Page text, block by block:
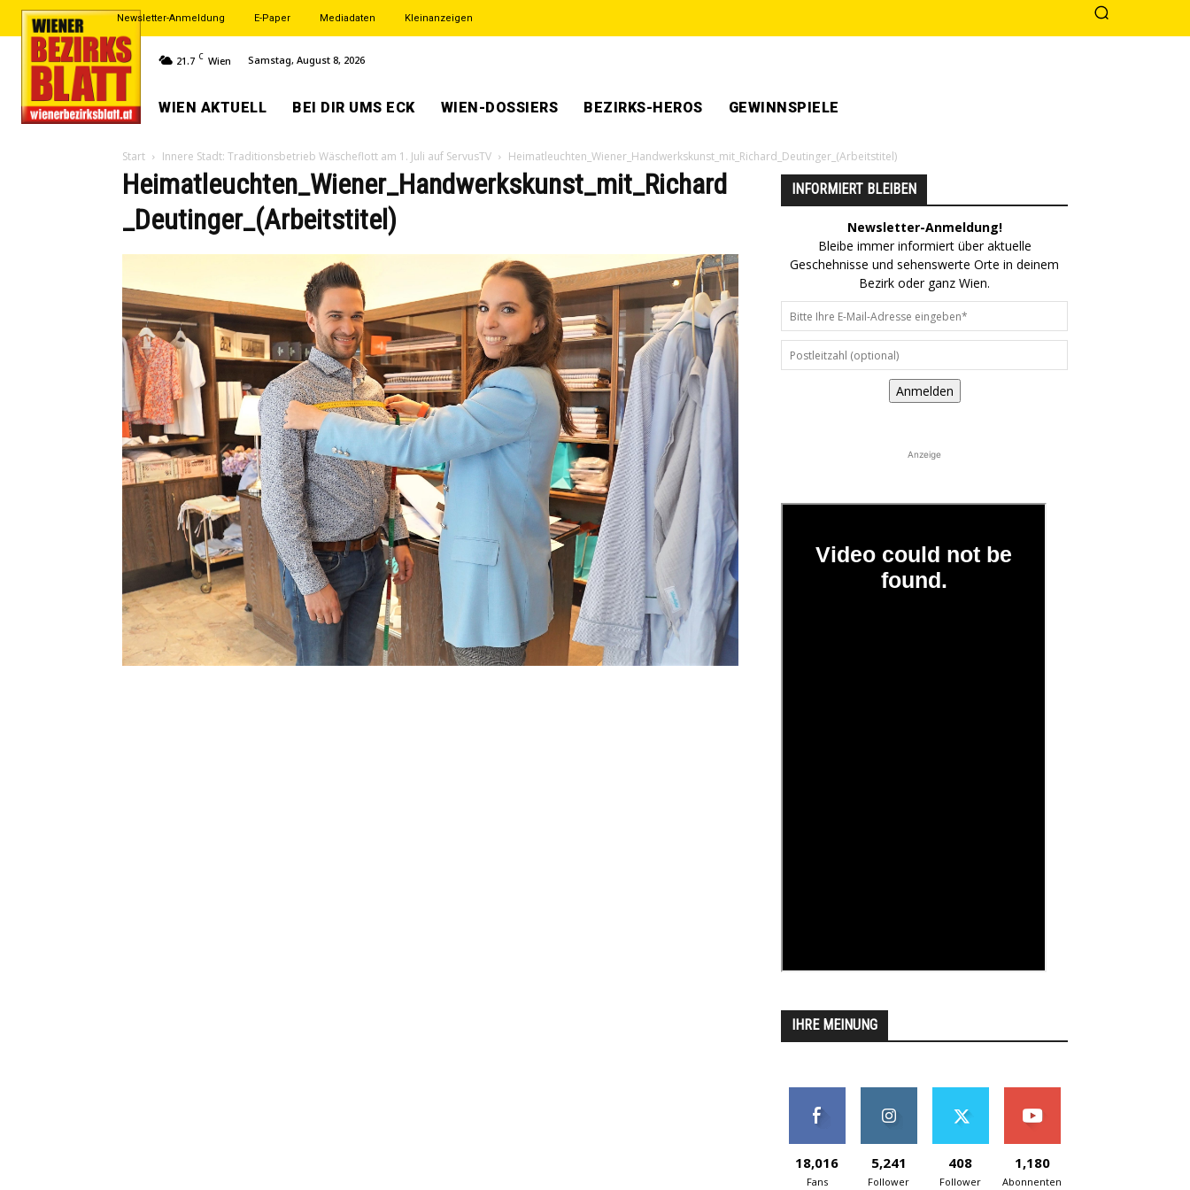
Newsletter-Anmeldung E-Paper Mediadaten Kleinanzeigen
21.7 C Wien Samstag, August 8, 2026
WIEN AKTUELL BEI DIR UMS ECK WIEN-DOSSIERS BEZIRKS-HEROS GEWINNSPIELE
Start Innere Stadt: Traditionsbetrieb Wäscheflott am 1. Juli auf ServusTV Heimatleuchten_Wiener_Handwerkskunst_mit_Richard_Deutinger_(Arbeitstitel)
Heimatleuchten_Wiener_Handwerkskunst_mit_Richard
_Deutinger_(Arbeitstitel)
INFORMIERT BLEIBEN
Newsletter-Anmeldung!
Bleibe immer informiert über aktuelle
Geschehnisse und sehenswerte Orte in deinem
Bezirk oder ganz Wien.
Anmelden
Anzeige
IHRE MEINUNG
18,016
Fans
5,241
Follower
408
Follower
1,180
Abonnenten